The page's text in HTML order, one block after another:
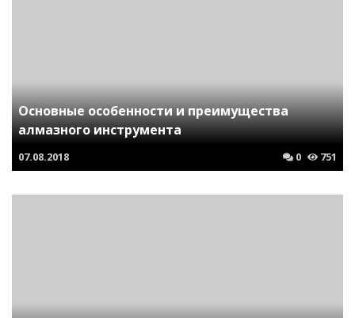
Основные особенности и преимущества
алмазного инструмента
07.08.2018 0 751